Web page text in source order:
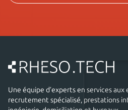
Une équipe d’experts en services aux
recrutement spécialisé, prestations